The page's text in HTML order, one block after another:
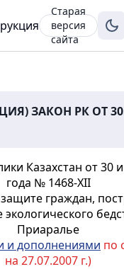
Старая
версия
сайта
ЗАКОН РК ОТ
Казахстан от 30
года № 1468-XII
граждан,
экологического
Приаралье
и дополнениями по
на 27.07.2007 г.)